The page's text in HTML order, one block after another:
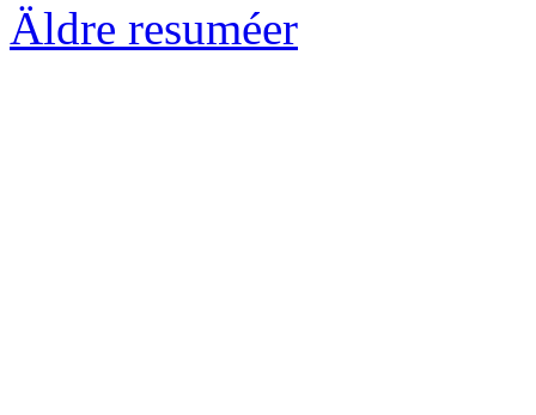
Äldre resuméer